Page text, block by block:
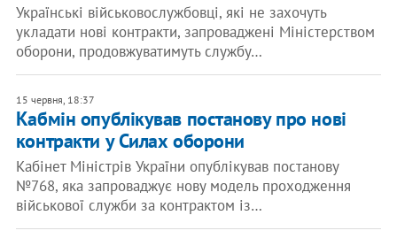
Українські військовослужбовці, які не захочуть
укладати нові контракти, запроваджені Міністерством
оборони, продовжуватимуть службу…
15 червня, 18:37
Кабмін опублікував постанову про нові
контракти у Силах оборони
Кабінет Міністрів України опублікував постанову
№768, яка запроваджує нову модель проходження
військової служби за контрактом із…